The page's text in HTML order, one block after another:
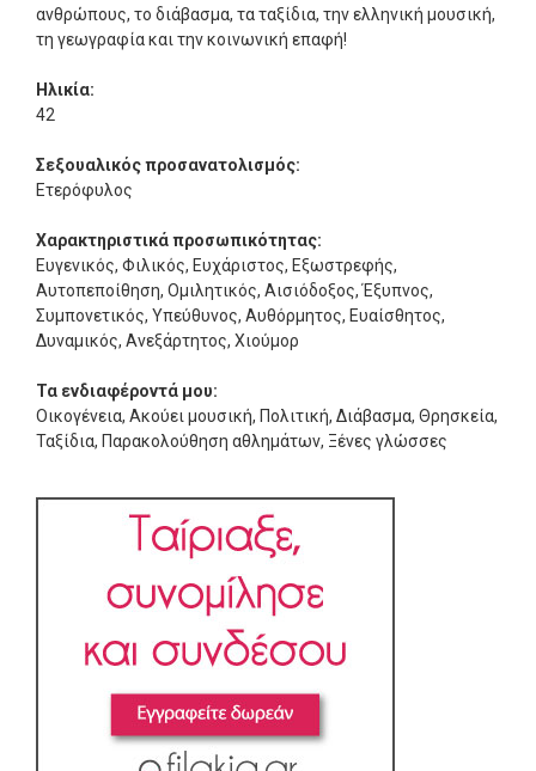
ανθρώπους, το διάβασμα, τα ταξίδια, την ελληνική μουσική,
τη γεωγραφία και την κοινωνική επαφή!
Ηλικία:
42
Σεξουαλικός προσανατολισμός:
Ετερόφυλος
Χαρακτηριστικά προσωπικότητας:
Ευγενικός, Φιλικός, Ευχάριστος, Εξωστρεφής,
Αυτοπεποίθηση, Ομιλητικός, Αισιόδοξος, Έξυπνος,
Συμπονετικός, Υπεύθυνος, Αυθόρμητος, Ευαίσθητος,
Δυναμικός, Ανεξάρτητος, Χιούμορ
Τα ενδιαφέροντά μου:
Οικογένεια, Ακούει μουσική, Πολιτική, Διάβασμα, Θρησκεία,
Ταξίδια, Παρακολούθηση αθλημάτων, Ξένες γλώσσες